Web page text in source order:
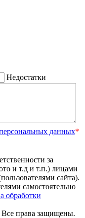
Недостатки
данных*
за
и т.д и т.п.) лицами
сайта).
самостоятельно
обработки
права защищены.